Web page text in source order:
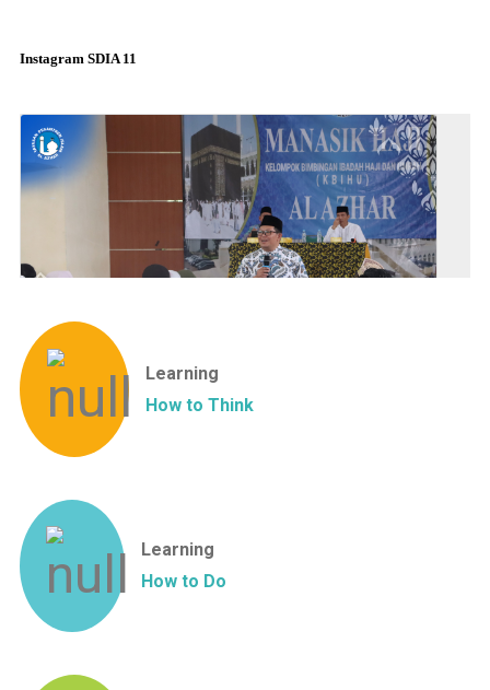
Instagram SDIA 11
Learning
How to Think
Learning
How to Do